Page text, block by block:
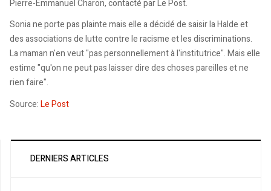
Pierre-Emmanuel Charon, contacté par Le Post.
Sonia ne porte pas plainte mais elle a décidé de saisir la Halde et
des associations de lutte contre le racisme et les discriminations.
La maman n'en veut "pas personnellement à l'institutrice". Mais elle
estime "qu'on ne peut pas laisser dire des choses pareilles et ne
rien faire".
Source:Le Post
DERNIERS ARTICLES